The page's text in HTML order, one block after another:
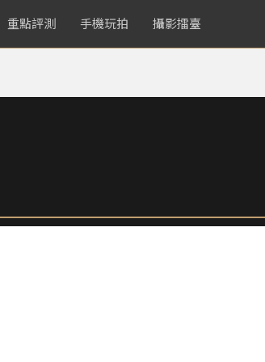
重點評測 手機玩拍 攝影擂臺